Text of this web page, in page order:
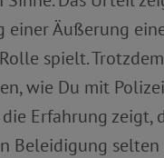
einer Äußerung
spielt.
wie Du mit
Erfahrung zeigt,
Beleidigung